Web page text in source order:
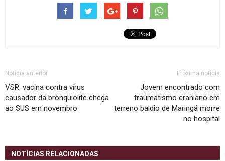
Notícia anterior
VSR: vacina contra vírus
causador da bronquiolite chega
ao SUS em novembro
Próxima notícia
Jovem encontrado com
traumatismo craniano em
terreno baldio de Maringá morre
no hospital
NOTÍCIAS RELACIONADAS